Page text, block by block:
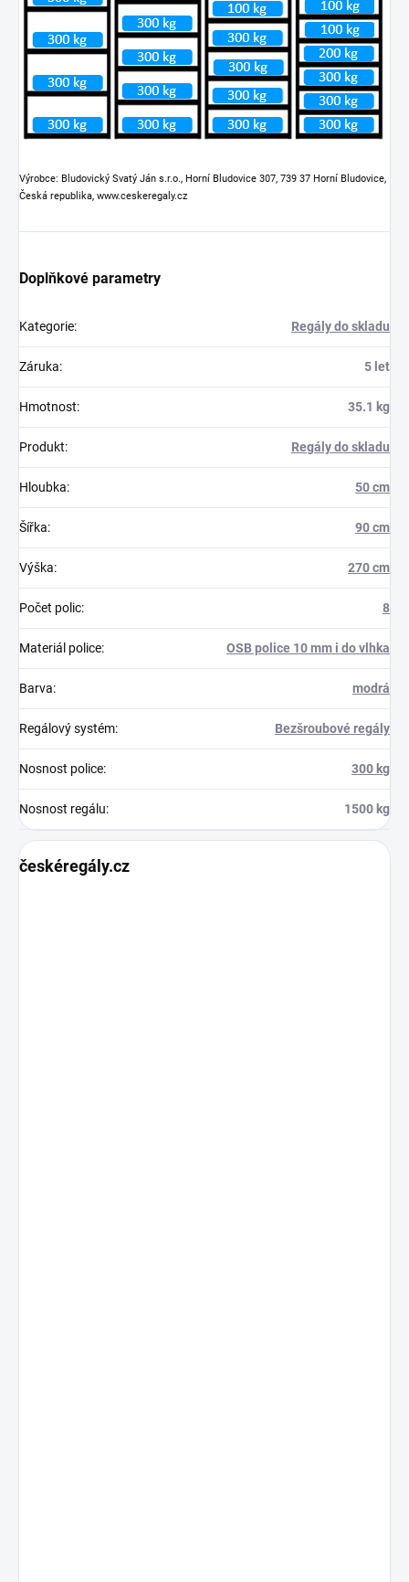
Výrobce: Bludovický Svatý Ján s.r.o., Horní Bludovice 307, 739 37 Horní Bludovice,
Česká republika, www.ceskeregaly.cz
Doplňkové parametry
Kategorie: Regály do skladu
Záruka: 5 let
Hmotnost: 35.1 kg
Produkt: Regály do skladu
Hloubka: 50 cm
Šířka: 90 cm
Výška: 270 cm
Počet polic: 8
Materiál police: OSB police 10 mm i do vlhka
Barva: modrá
Regálový systém: Bezšroubové regály
Nosnost police: 300 kg
Nosnost regálu: 1500 kg
českéregály.cz